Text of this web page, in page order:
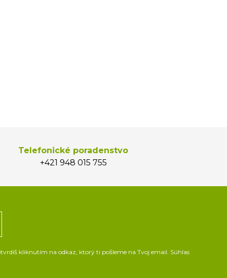
Telefonické poradenstvo
+421 948 015 755
kliknutím na odkaz, ktorý ti pošleme na Tvoj email. Súhlas